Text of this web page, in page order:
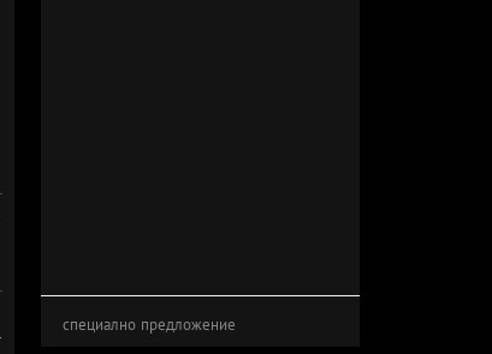
специално предложение